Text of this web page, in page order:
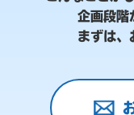
企画段階
まずは、